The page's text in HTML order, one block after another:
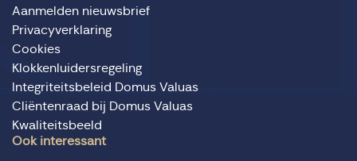
Aanmelden nieuwsbrief
Privacyverklaring
Cookies
Klokkenluidersregeling
Integriteitsbeleid Domus Valuas
Cliëntenraad bij Domus Valuas
Kwaliteitsbeeld
Ook interessant